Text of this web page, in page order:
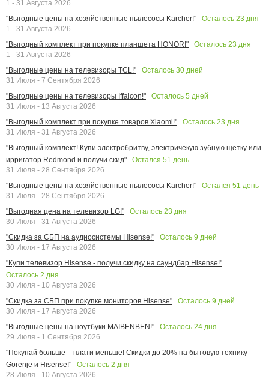
1 - 31 Августа 2026
"Выгодные цены на хозяйственные пылесосы Karcher!"
Осталось 23 дня
1 - 31 Августа 2026
"Выгодный комплект при покупке планшета HONOR!"
Осталось 23 дня
1 - 31 Августа 2026
"Выгодные цены на телевизоры TCL!"
Осталось 30 дней
31 Июля - 7 Сентября 2026
"Выгодные цены на телевизоры Iffalcon!"
Осталось 5 дней
31 Июля - 13 Августа 2026
"Выгодный комплект при покупке товаров Xiaomi!"
Осталось 23 дня
31 Июля - 31 Августа 2026
"Выгодный комплект! Купи электробритву, электричекую зубную щетку или
ирригатор Redmond и получи скид"
Остался 51 день
31 Июля - 28 Сентября 2026
"Выгодные цены на хозяйственные пылесосы Karcher!"
Остался 51 день
31 Июля - 28 Сентября 2026
"Выгодная цена на телевизор LG!"
Осталось 23 дня
30 Июля - 31 Августа 2026
"Скидка за СБП на аудиосистемы Hisense!"
Осталось 9 дней
30 Июля - 17 Августа 2026
"Купи телевизор Hisense - получи скидку на саундбар Hisense!"
Осталось 2 дня
30 Июля - 10 Августа 2026
"Скидка за СБП при покупке мониторов Hisense"
Осталось 9 дней
30 Июля - 17 Августа 2026
"Выгодные цены на ноутбуки MAIBENBEN!"
Осталось 24 дня
29 Июля - 1 Сентября 2026
"Покупай больше – плати меньше! Скидки до 20% на бытовую технику
Gorenje и Hisense!"
Осталось 2 дня
28 Июля - 10 Августа 2026